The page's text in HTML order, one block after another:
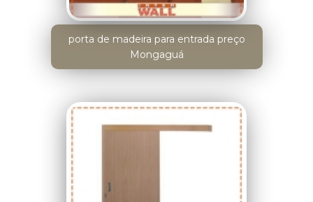
porta de madeira para entrada preço
Mongaguá